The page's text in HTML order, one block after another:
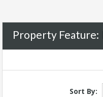
Property Feature:
Sort By: